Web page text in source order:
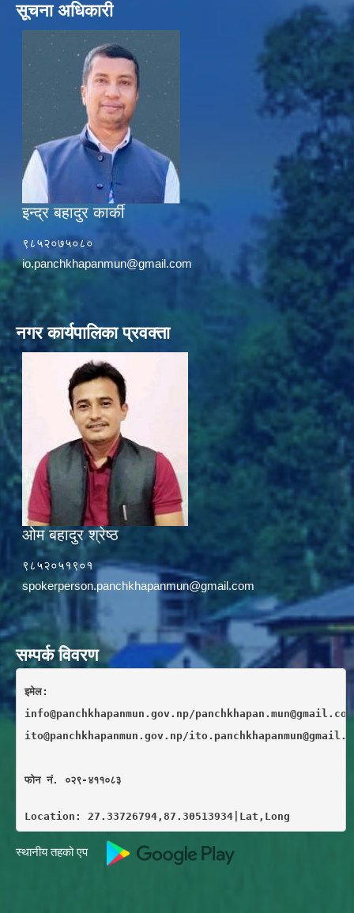
सूचना अधिकारी
इन्द्र बहादुर कार्की
९८५२०७५०८०
io.panchkhapanmun@gmail.com
नगर कार्यपालिका प्रवक्ता
ओम बहादुर श्रेष्ठ
९८५२०५१९०१
spokerperson.panchkhapanmun@gmail.com
सम्पर्क विवरण
इमेल:
info@panchkhapanmun.gov.np/
ito@panchkhapanmun.gov.np/
फाेन नं. ०२९-४११०८३
Location: 27.33726794,87.30513934|Lat,Long
स्थानीय तहको एप